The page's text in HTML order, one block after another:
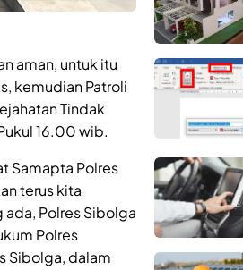
aman, untuk itu
kemudian Patroli
Tindak
16.00 wib.
Samapta Polres
terus kita
ada, Polres Sibolga
Polres
Sibolga, dalam